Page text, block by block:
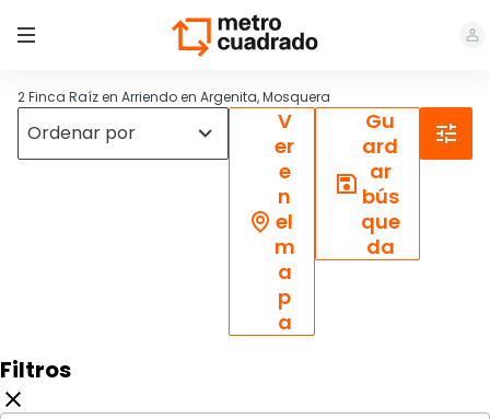
2 Finca Raíz en Arriendo en Argenita, Mosquera
V
er
e
n
el
m
a
p
a
Gu
ard
ar
bús
que
da
Filtros